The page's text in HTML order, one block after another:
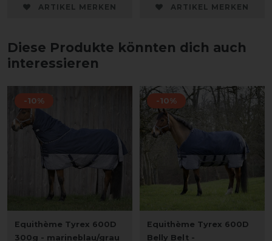
ARTIKEL MERKEN ARTIKEL MERKEN
Diese Produkte könnten dich auch
interessieren
-10%
Equithème Tyrex 600D
300g - marineblau/grau
-10%
Equithème Tyrex 600D
Belly Belt -